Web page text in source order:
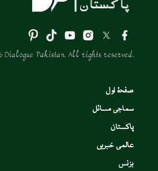
Dialogue Pakistan. All rights reserved.
صفحۂ اول
سماجی مسائل
پاکستان
عالمی خبریں
بزنس